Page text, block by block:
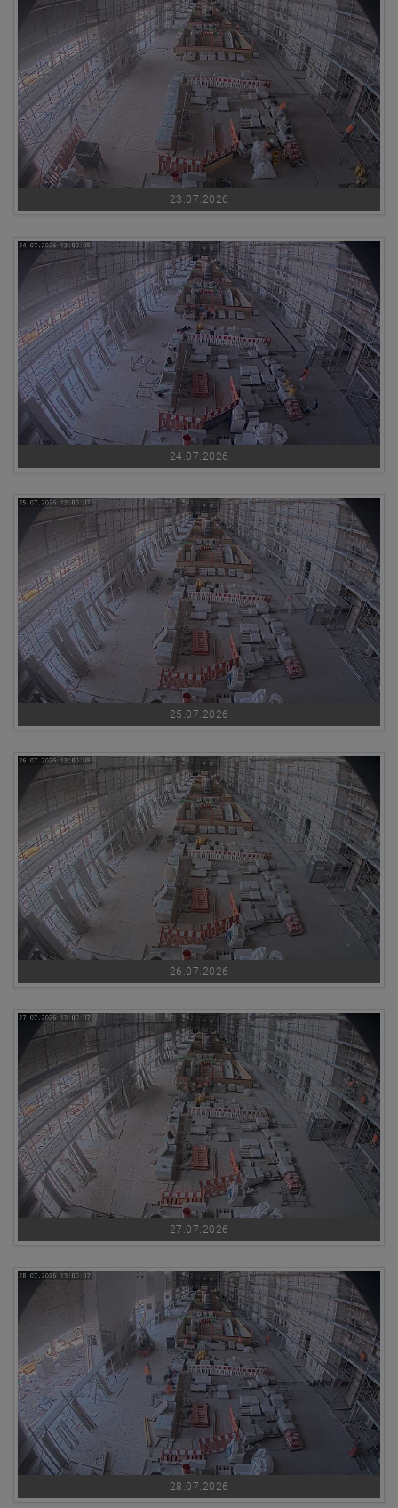
23.07.2026
24.07.2026
25.07.2026
26.07.2026
27.07.2026
28.07.2026